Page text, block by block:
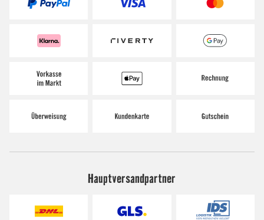
Hauptversandpartner